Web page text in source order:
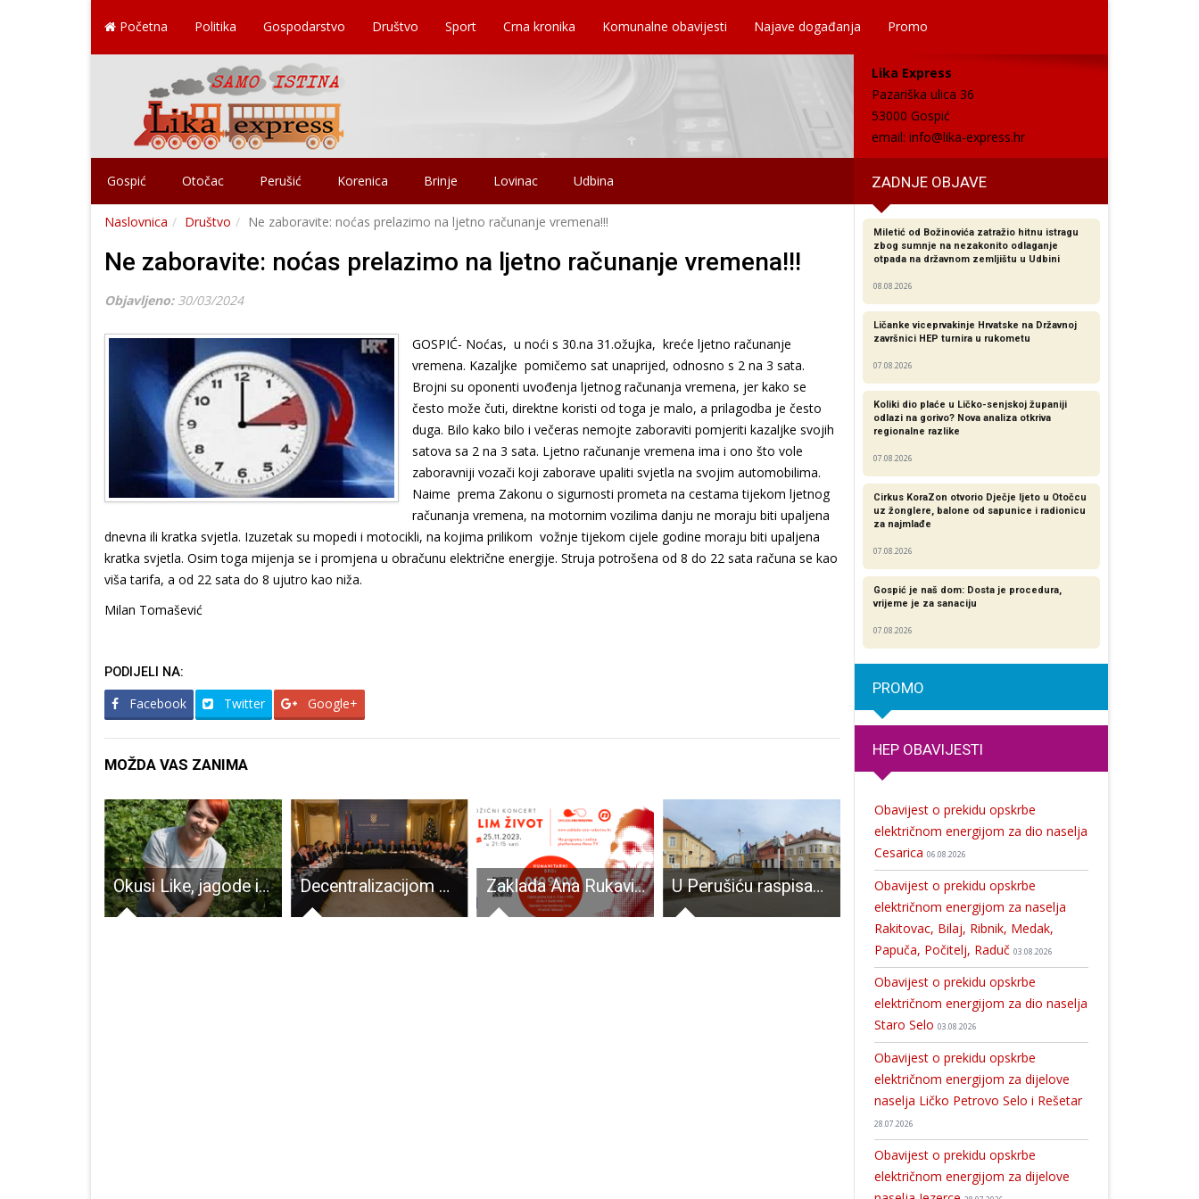
Početna Politika Gospodarstvo Društvo Sport Crna kronika Komunalne obavijesti Najave događanja Promo
Lika Express
Pazariška ulica 36
53000 Gospić
email: info@lika-express.hr
Gospić Otočac Perušić Korenica Brinje Lovinac Udbina ZADNJE OBJAVE
Naslovnica Društvo Ne zaboravite: noćas prelazimo na ljetno računanje vremena!!!
Ne zaboravite: noćas prelazimo na ljetno računanje vremena!!!
Objavljeno: 30/03/2024
GOSPIĆ- Noćas, u noći s 30.na 31.ožujka, kreće ljetno računanje
vremena. Kazaljke pomičemo sat unaprijed, odnosno s 2 na 3 sata.
Brojni su oponenti uvođenja ljetnog računanja vremena, jer kako se
često može čuti, direktne koristi od toga je malo, a prilagodba je često
duga. Bilo kako bilo i večeras nemojte zaboraviti pomjeriti kazaljke svojih
satova sa 2 na 3 sata. Ljetno računanje vremena ima i ono što vole
zaboravniji vozači koji zaborave upaliti svjetla na svojim automobilima.
Naime prema Zakonu o sigurnosti prometa na cestama tijekom ljetnog
računanja vremena, na motornim vozilima danju ne moraju biti upaljena
dnevna ili kratka svjetla. Izuzetak su mopedi i motocikli, na kojima prilikom vožnje tijekom cijele godine moraju biti upaljena
kratka svjetla. Osim toga mijenja se i promjena u obračunu električne energije. Struja potrošena od 8 do 22 sata računa se kao
viša tarifa, a od 22 sata do 8 ujutro kao niža.
Milan Tomašević
PODIJELI NA:
Facebook Twitter Google+
MOŽDA VAS ZANIMA
Okusi Like, jagode iz Perušića Decentralizacijom do boljih županija Zaklada Ana Rukavina u subotu 25.studenoga na Trgu bana Jelačića u Zagrebu organizira humanitarni božićni koncert “Želim život”! U Perušiću raspisan javni poziv za kupnju POS-ovih stanova Priznanje općini Lovinac za transparentnost proračuna
Miletić od Božinovića zatražio hitnu istragu
zbog sumnje na nezakonito odlaganje
otpada na državnom zemljištu u Udbini
08.08.2026
Ličanke viceprvakinje Hrvatske na Državnoj
završnici HEP turnira u rukometu
07.08.2026
Koliki dio plaće u Ličko-senjskoj županiji
odlazi na gorivo? Nova analiza otkriva
regionalne razlike​
07.08.2026
Cirkus KoraZon otvorio Dječje ljeto u Otočcu
uz žonglere, balone od sapunice i radionicu
za najmlađe
07.08.2026
Gospić je naš dom: Dosta je procedura,
vrijeme je za sanaciju
07.08.2026
PROMO
HEP OBAVIJESTI
Obavijest o prekidu opskrbe
električnom energijom za dio naselja
Cesarica 06.08.2026
Obavijest o prekidu opskrbe
električnom energijom za naselja
Rakitovac, Bilaj, Ribnik, Medak,
Papuča, Počitelj, Raduč 03.08.2026
Obavijest o prekidu opskrbe
električnom energijom za dio naselja
Staro Selo 03.08.2026
Obavijest o prekidu opskrbe
električnom energijom za dijelove
naselja Ličko Petrovo Selo i Rešetar
28.07.2026
Obavijest o prekidu opskrbe
električnom energijom za dijelove